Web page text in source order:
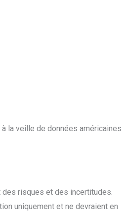
la veille de données américaines
risques et des incertitudes.
uniquement et ne devraient en